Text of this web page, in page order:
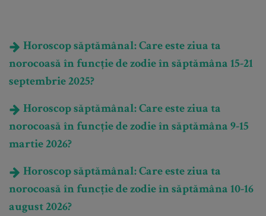
Horoscop săptămânal: Care este ziua ta
norocoasă în funcție de zodie în săptămâna 15-21
septembrie 2025?
Horoscop săptămânal: Care este ziua ta
norocoasă în funcție de zodie în săptămâna 9-15
martie 2026?
Horoscop săptămânal: Care este ziua ta
norocoasă în funcție de zodie în săptămâna 10-16
august 2026?